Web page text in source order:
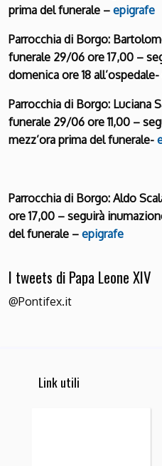
prima del funerale – epigrafe
Parrocchia di Borgo:
funerale 29/06 ore 17,00 –
domenica ore 18 all’ospedale-
Parrocchia di Borgo: Luciana
funerale 29/06 ore 11,00 –
mezz’ora prima del funerale-
Parrocchia di Borgo: Aldo
ore 17,00 – seguirà
del funerale – epigrafe
I tweets di Papa Leone XIV
@Pontifex.it
Link utili